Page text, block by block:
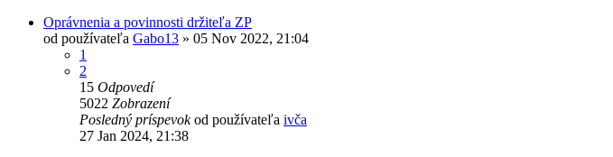
Oprávnenia a povinnosti držiteľa ZP
od používateľa Gabo13 » 05 Nov 2022, 21:04
1
2
15 Odpovedí
5022 Zobrazení
Posledný príspevokod používateľa ivča
27 Jan 2024, 21:38